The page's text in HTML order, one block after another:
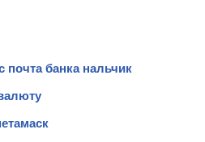
почта банка нальчик